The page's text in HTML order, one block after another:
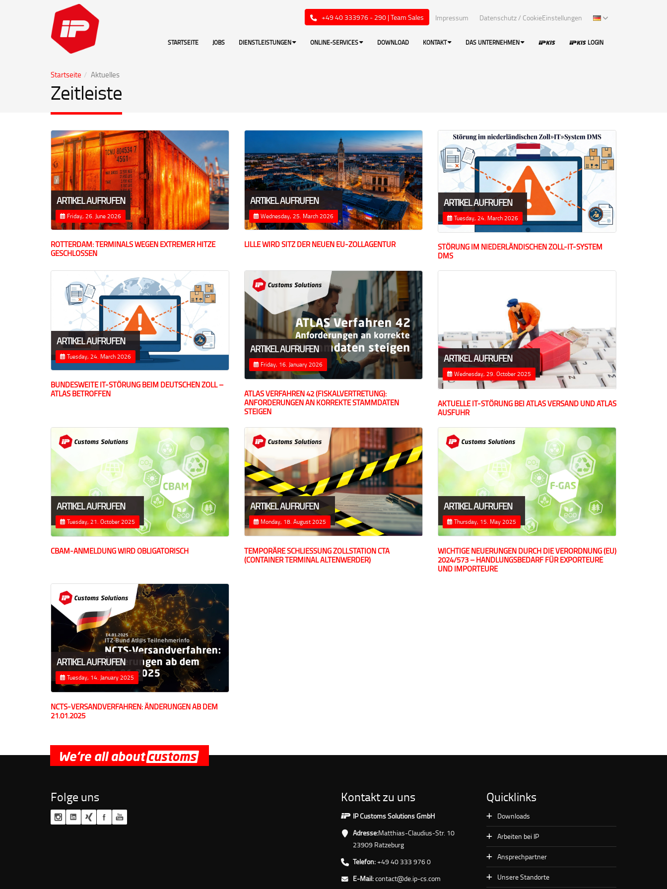
+49 40 333976 - 290 | Team Sales Impressum Datenschutz / CookieEinstellungen
STARTSEITE JOBS DIENSTLEISTUNGEN ONLINE-SERVICES DOWNLOAD KONTAKT DAS UNTERNEHMEN LOGIN
Startseite Aktuelles
Zeitleiste
ARTIKEL AUFRUFEN
Friday, 26. June 2026
ROTTERDAM: TERMINALS WEGEN EXTREMER HITZE
GESCHLOSSEN
ARTIKEL AUFRUFEN
Wednesday, 25. March 2026
LILLE WIRD SITZ DER NEUEN EU-ZOLLAGENTUR
ARTIKEL AUFRUFEN
Tuesday, 24. March 2026
STÖRUNG IM NIEDERLÄNDISCHEN ZOLL-IT-SYSTEM
DMS
ARTIKEL AUFRUFEN
Tuesday, 24. March 2026
BUNDESWEITE IT-STÖRUNG BEIM DEUTSCHEN ZOLL –
ATLAS BETROFFEN
ARTIKEL AUFRUFEN
Friday, 16. January 2026
ATLAS VERFAHREN 42 (FISKALVERTRETUNG):
ANFORDERUNGEN AN KORREKTE STAMMDATEN
STEIGEN
ARTIKEL AUFRUFEN
Wednesday, 29. October 2025
AKTUELLE IT-STÖRUNG BEI ATLAS VERSAND UND ATLAS
AUSFUHR
ARTIKEL AUFRUFEN
Tuesday, 21. October 2025
CBAM-ANMELDUNG WIRD OBLIGATORISCH
ARTIKEL AUFRUFEN
Monday, 18. August 2025
TEMPORÄRE SCHLIESSUNG ZOLLSTATION CTA (
CONTAINER TERMINAL ALTENWERDER)
ARTIKEL AUFRUFEN
Thursday, 15. May 2025
WICHTIGE NEUERUNGEN DURCH DIE VERORDNUNG (EU)
2024/573 – HANDLUNGSBEDARF FÜR EXPORTEURE
UND IMPORTEURE
ARTIKEL AUFRUFEN
Tuesday, 14. January 2025
NCTS-VERSANDVERFAHREN: ÄNDERUNGEN AB DEM
21.01.2025
Folge uns Kontakt zu uns
IP Customs Solutions GmbH
Adresse:Matthias-Claudius-Str. 10
23909 Ratzeburg
Telefon:+49 40 333 976 0
E-Mail:contact@de.ip-cs.com
Quicklinks
Downloads
Arbeiten bei IP
Ansprechpartner
Unsere Standorte